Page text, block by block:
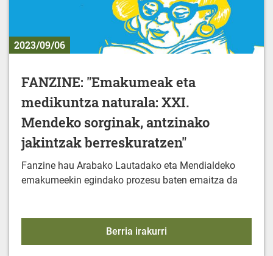
2023/09/06
FANZINE: "Emakumeak eta
medikuntza naturala: XXI.
Mendeko sorginak, antzinako
jakintzak berreskuratzen"
Fanzine hau Arabako Lautadako eta Mendialdeko
emakumeekin egindako prozesu baten emaitza da
Berria irakurri